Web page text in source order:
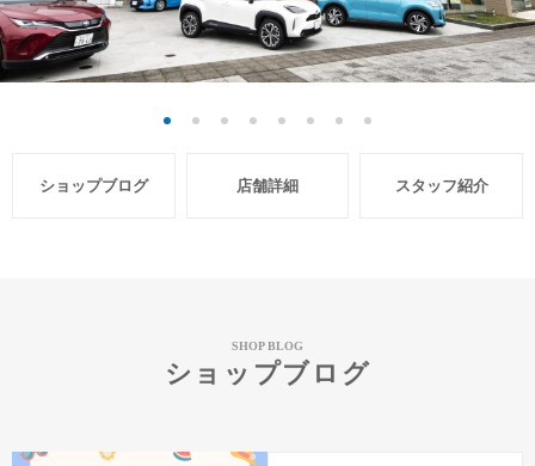
ショップブログ 店舗詳細 スタッフ紹介
SHOP BLOG
ショップブログ